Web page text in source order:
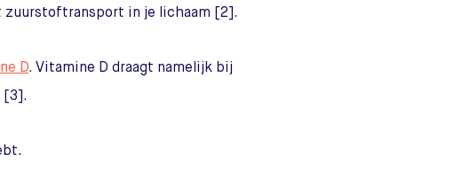
zuurstoftransport in je lichaam [2].
D. Vitamine D draagt namelijk bij
[3].